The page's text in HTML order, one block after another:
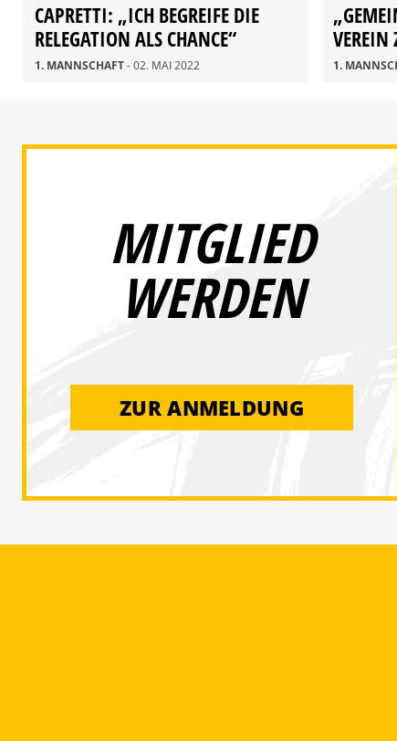
CAPRETTI: „ICH BEGREIFE DIE
RELEGATION ALS CHANCE“
1. MANNSCHAFT- 02. MAI 2022
VEREIN
1.
MITGLIED
WERDEN
ZUR ANMELDUNG